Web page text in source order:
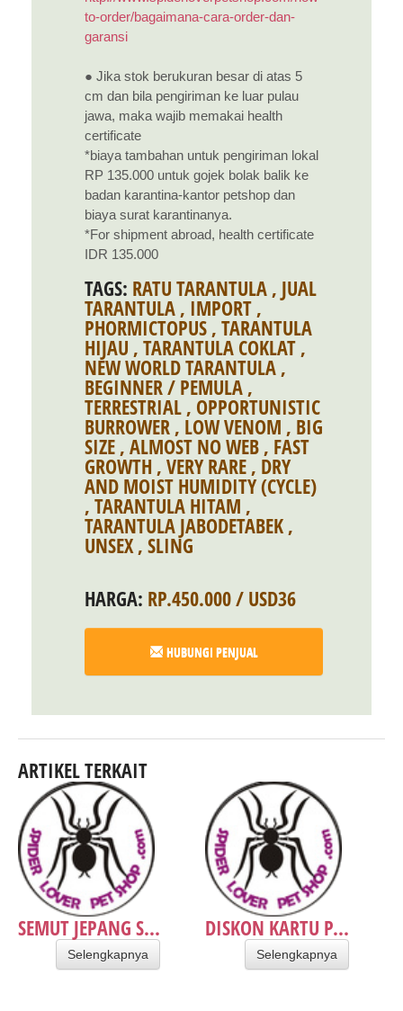
to-order/bagaimana-cara-order-dan-
garansi
● Jika stok berukuran besar di atas 5
cm dan bila pengiriman ke luar pulau
jawa, maka wajib memakai health
certificate
*biaya tambahan untuk pengiriman lokal
RP 135.000 untuk gojek bolak balik ke
badan karantina-kantor petshop dan
biaya surat karantinanya.
*For shipment abroad, health certificate
IDR 135.000
TAGS: RATU TARANTULA , JUAL
TARANTULA , IMPORT ,
PHORMICTOPUS , TARANTULA
HIJAU , TARANTULA COKLAT ,
NEW WORLD TARANTULA ,
BEGINNER / PEMULA ,
TERRESTRIAL , OPPORTUNISTIC
BURROWER , LOW VENOM , BIG
SIZE , ALMOST NO WEB , FAST
GROWTH , VERY RARE , DRY
AND MOIST HUMIDITY (CYCLE)
, TARANTULA HITAM ,
TARANTULA JABODETABEK ,
UNSEX , SLING
HARGA: RP.450.000 / USD36
HUBUNGI PENJUAL
ARTIKEL TERKAIT
SEMUT JEPANG S...
Selengkapnya
DISKON KARTU P...
Selengkapnya